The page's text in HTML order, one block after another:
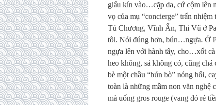
giấu kín vào…cặp da, cứ cộm lên
vọ của mụ “concierge” trấn
Tú Chương, Vĩnh Ấn, Thi Vũ ở
tôi. Nói đúng hơn, bún…ngựa. Ở
ngựa lên với hành tây, cho…xốt cà
heo không, sả không có, cũng
bè một chầu “bún bò” nóng hổi,
toàn là những mầm non văn nghệ
mà uống gros rouge (vang đỏ rẻ